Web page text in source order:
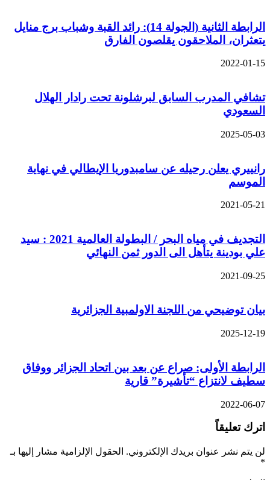
الرابطة الثانية (الجولة 14): رائد القبة وشباب برج منايل
يتعثران، الملاحقون يقلصون الفارق
2022-01-15
تشافي المدرب السابق لبرشلونة تحت رادار الهلال
السعودي
2025-05-03
رانييري يعلن رحيله عن سامبدوريا الإيطالي في نهاية
الموسم
2021-05-21
التجديف في مياه البحر / البطولة العالمية 2021 : سيد
علي بودينة يتأهل الى الدور ثمن النهائي
2021-09-25
بيان توضيحي من اللجنة الاولمبية الجزائرية
2025-12-19
الرابطة الأولى: صراع عن بعد بين اتحاد الجزائر ووفاق
سطيف لانتزاع “تأشيرة” قارية
2022-06-07
اترك تعليقاً
لن يتم نشر عنوان بريدك الإلكتروني. الحقول الإلزامية مشار إليها بـ
*